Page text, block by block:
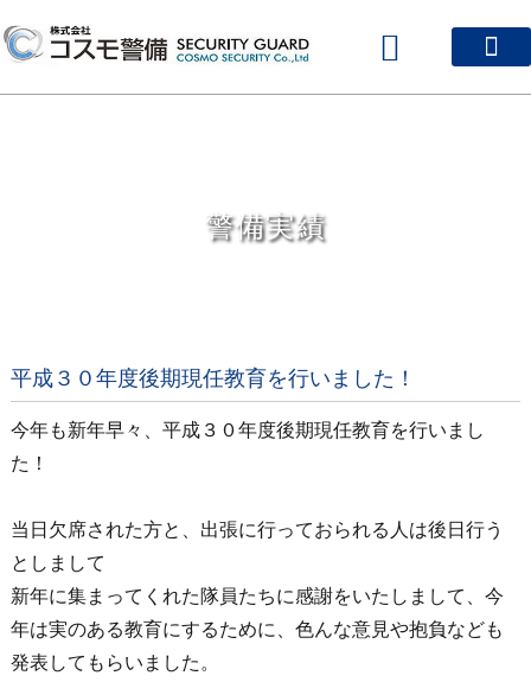
警備実績
平成３０年度後期現任教育を行いました！
今年も新年早々、平成３０年度後期現任教育を行いまし
た！
当日欠席された方と、出張に行っておられる人は後日行う
としまして
新年に集まってくれた隊員たちに感謝をいたしまして、今
年は実のある教育にするために、色んな意見や抱負なども
発表してもらいました。